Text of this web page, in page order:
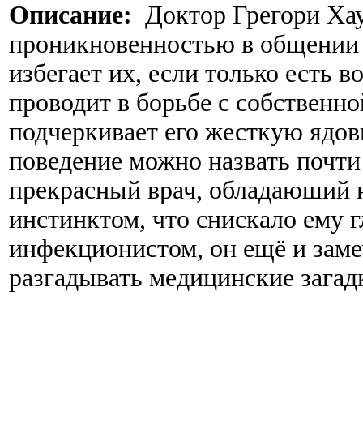
Описание: Доктор Грегори
проникновенностью в
избегает их, если только есть
проводит в борьбе с
подчеркивает его жесткую
поведение можно назвать
прекрасный врач,
инстинктом, что снискало ему
инфекционистом, он ещё и
разгадывать медицинские